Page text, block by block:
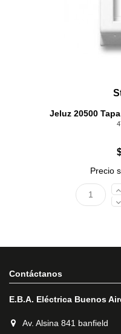
Jeluz 20500
Precio
Contáctanos
E.B.A. Eléctrica Buenos
Av. Alsina 841 banfield